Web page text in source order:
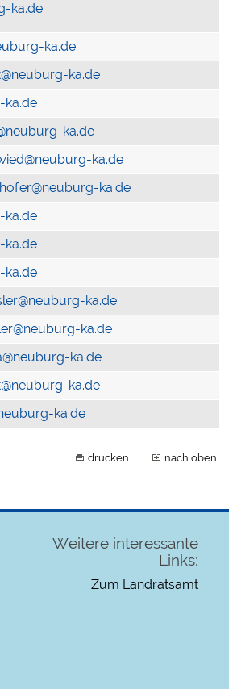
ka.de
ka.de
ka.de
ka.de
ka.de
ka.de
ka.de
ka.de
ka.de
ka.de
ka.de
ka.de
ka.de
ka.de
ka.de
drucken nach oben
Weitere interessante
Links:
Zum Landratsamt